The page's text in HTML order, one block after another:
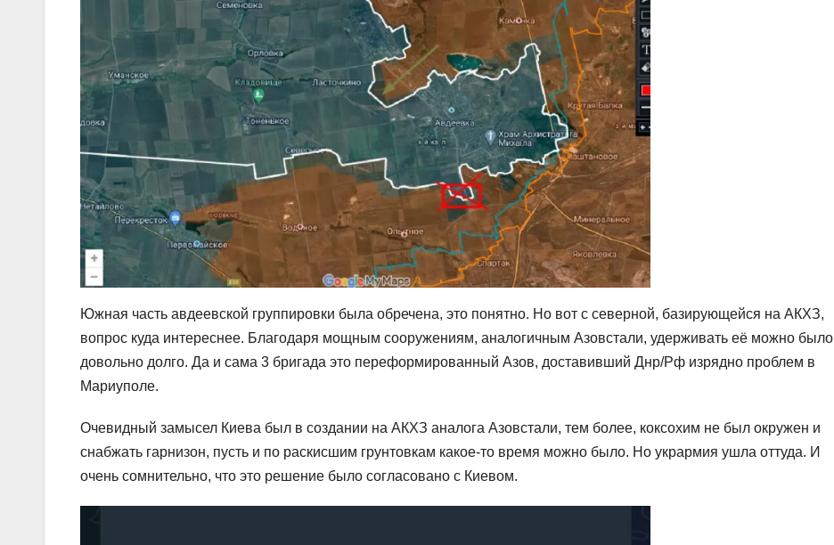
Южная часть авдеевской группировки была обречена, это понятно. Но вот с северной, базирующейся на АКХЗ,
вопрос куда интереснее. Благодаря мощным сооружениям, аналогичным Азовстали, удерживать её можно было
довольно долго. Да и сама 3 бригада это переформированный Азов, доставивший Днр/Рф изрядно проблем в
Мариуполе.
Очевидный замысел Киева был в создании на АКХЗ аналога Азовстали, тем более, коксохим не был окружен и
снабжать гарнизон, пусть и по раскисшим грунтовкам какое-то время можно было. Но укрармия ушла оттуда. И
очень сомнительно, что это решение было согласовано с Киевом.